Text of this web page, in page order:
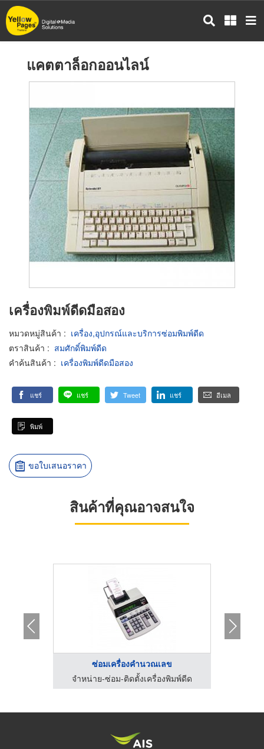
ข้าม
ไป
แคตตาล็อกออนไลน์
เครื่องพิมพ์ดีดมือสอง
หมวดหมู่สินค้า : เครื่อง,อุปกรณ์และบริการซ่อมพิมพ์ดีด
ตราสินค้า : สมศักดิ์พิมพ์ดีด
คำค้นสินค้า : เครื่องพิมพ์ดีดมือสอง
แชร์ แชร์ Tweet แชร์ อีเมล
พิมพ์
ขอใบเสนอราคา
สินค้าที่คุณอาจสนใจ
ซ่อมเครื่องคำนวณเลข
จำหน่าย-ซ่อม-ติดตั้งเครื่องพิมพ์ดีด